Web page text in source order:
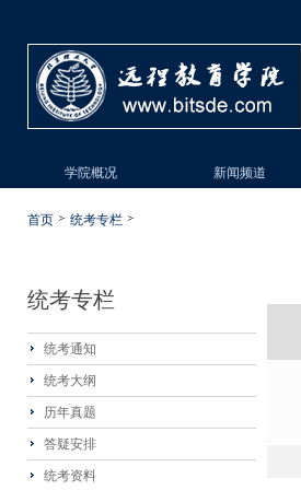
学院概况 新闻频道
首页 统考专栏
统考专栏
统考通知
统考大纲
历年真题
答疑安排
统考资料